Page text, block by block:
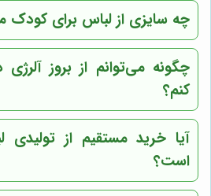
چه سایزی از لباس برای
چگونه می‌توانم از بروز
کنم؟
آیا خرید مستقیم از تولیدی
است؟